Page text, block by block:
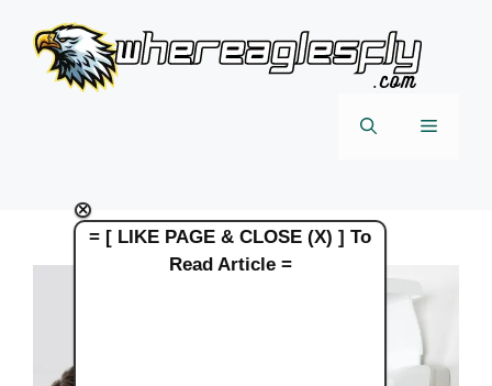
content
Menu
×
= [ LIKE PAGE & CLOSE (X) ] To
Read Article =